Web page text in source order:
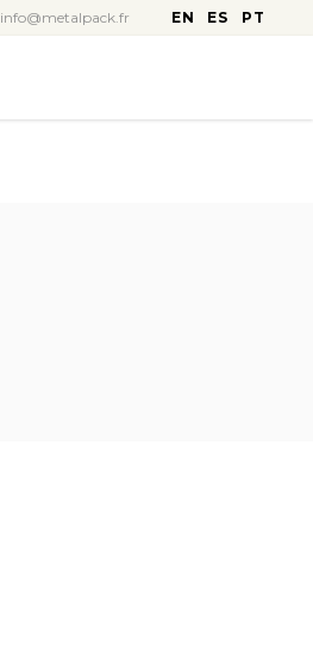
info@metalpack.fr EN ES PT